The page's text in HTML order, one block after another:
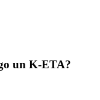
un K-ETA?